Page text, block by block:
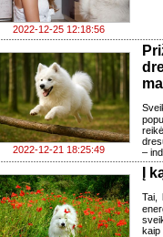
2022-12-25 12:18:56
2022-12-21 18:25:49
–
Į
Tai,
kaip